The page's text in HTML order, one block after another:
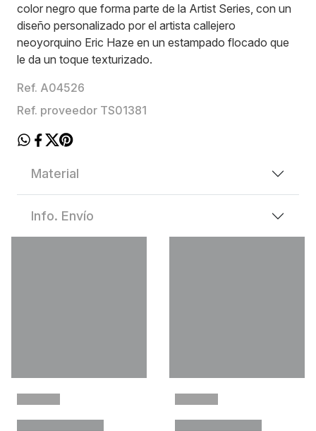
color negro que forma parte de la Artist Series, con un
diseño personalizado por el artista callejero
neoyorquino Eric Haze en un estampado flocado que
le da un toque texturizado.
Ref. A04526
Ref. proveedor TS01381
Material
Info. Envío